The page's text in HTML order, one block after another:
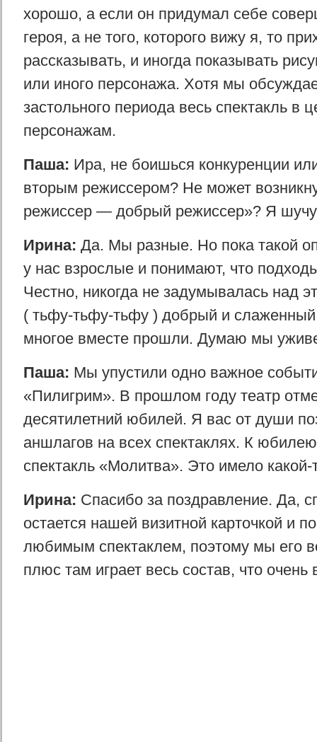
хорошо, а если он придумал себе
героя, а не того, которого вижу я, то
рассказывать, и иногда показывать
или иного персонажа. Хотя мы
застольного периода весь спектакль в
персонажам.
Паша: Ира, не боишься конкуренции
вторым режиссером? Не может
режиссер — добрый режиссер»? Я
Ирина: Да. Мы разные. Но пока такой
у нас взрослые и понимают, что
Честно, никогда не задумывалась над
( тьфу-тьфу-тьфу ) добрый и
многое вместе прошли. Думаю мы
Паша: Мы упустили одно важное
«Пилигрим». В прошлом году театр
десятилетний юбилей. Я вас от души
аншлагов на всех спектаклях. К
спектакль «Молитва». Это имело
Ирина: Спасибо за поздравление. Да,
остается нашей визитной карточкой и
любимым спектаклем, поэтому мы его
плюс там играет весь состав, что очень